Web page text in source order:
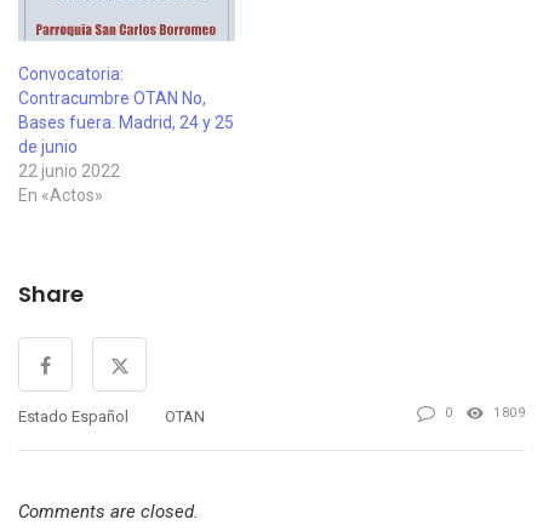
Convocatoria:
Contracumbre OTAN No,
Bases fuera. Madrid, 24 y 25
de junio
22 junio 2022
En «Actos»
Share
Estado Español OTAN 0 1809
Comments are closed.